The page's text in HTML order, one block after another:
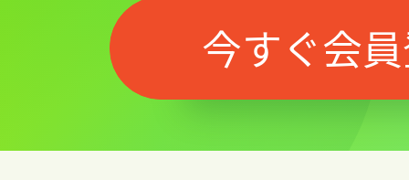
今すぐ会